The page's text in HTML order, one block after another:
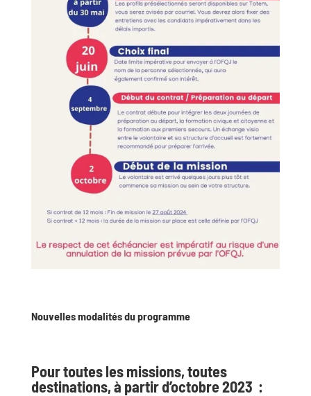
Nouvelles modalités du programme
Pour toutes les missions, toutes
destinations, à partir d’octobre 2023 :